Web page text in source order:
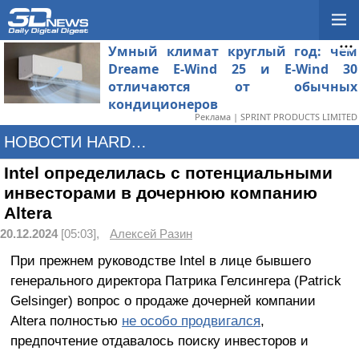
Умный климат круглый год: чем
Dreame E-Wind 25 и E-Wind 30
отличаются от обычных
кондиционеров
Реклама | SPRINT PRODUCTS LIMITED
НОВОСТИ HARDWARE
Intel определилась с потенциальными
инвесторами в дочернюю компанию
Altera
20.12.2024[05:03], Алексей Разин
При прежнем руководстве Intel в лице бывшего
генерального директора Патрика Гелсингера (Patrick
Gelsinger) вопрос о продаже дочерней компании
Altera полностью не особо продвигался,
предпочтение отдавалось поиску инвесторов и